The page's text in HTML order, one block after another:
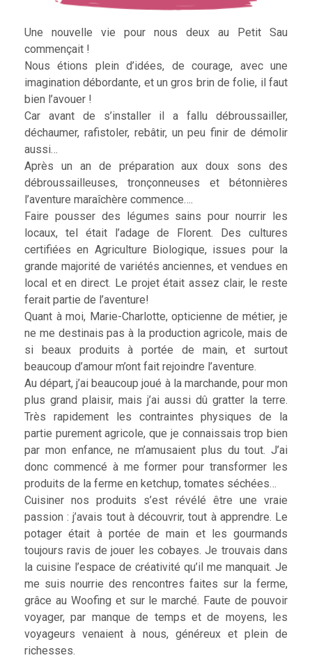
Une nouvelle vie pour nous deux au Petit Sau
commençait !
Nous étions plein d’idées, de courage, avec une
imagination débordante, et un gros brin de folie, il faut
bien l’avouer !
Car avant de s’installer il a fallu débroussailler,
déchaumer, rafistoler, rebâtir, un peu finir de démolir
aussi…
Après un an de préparation aux doux sons des
débroussailleuses, tronçonneuses et bétonnières
l’aventure maraîchère commence….
Faire pousser des légumes sains pour nourrir les
locaux, tel était l’adage de Florent. Des cultures
certifiées en Agriculture Biologique, issues pour la
grande majorité de variétés anciennes, et vendues en
local et en direct. Le projet était assez clair, le reste
ferait partie de l’aventure!
Quant à moi, Marie-Charlotte, opticienne de métier, je
ne me destinais pas à la production agricole, mais de
si beaux produits à portée de main, et surtout
beaucoup d’amour m’ont fait rejoindre l’aventure.
Au départ, j’ai beaucoup joué à la marchande, pour mon
plus grand plaisir, mais j’ai aussi dû gratter la terre.
Très rapidement les contraintes physiques de la
partie purement agricole, que je connaissais trop bien
par mon enfance, ne m’amusaient plus du tout. J’ai
donc commencé à me former pour transformer les
produits de la ferme en ketchup, tomates séchées…
Cuisiner nos produits s’est révélé être une vraie
passion : j’avais tout à découvrir, tout à apprendre. Le
potager était à portée de main et les gourmands
toujours ravis de jouer les cobayes. Je trouvais dans
la cuisine l’espace de créativité qu’il me manquait. Je
me suis nourrie des rencontres faites sur la ferme,
grâce au Woofing et sur le marché. Faute de pouvoir
voyager, par manque de temps et de moyens, les
voyageurs venaient à nous, généreux et plein de
richesses.